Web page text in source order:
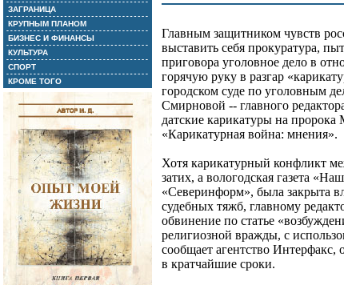
ЗАГРАНИЦА
КРУПНЫМ ПЛАНОМ
БИЗНЕС И ФИНАНСЫ
КУЛЬТУРА
СПОРТ
КРОМЕ ТОГО
Главным защитником чувств
выставить себя прокуратура,
приговора уголовное дело в
горячую руку в разгар
городском суде по уголовным
Смирновой -- главного
датские карикатуры на
«Карикатурная война: мнения».
Хотя карикатурный конфликт
затих, а вологодская газета
«Северинформ», была закрыта
судебных тяжб, главному
обвинение по статье
религиозной вражды, с
сообщает агентство Интерфакс,
в кратчайшие сроки.